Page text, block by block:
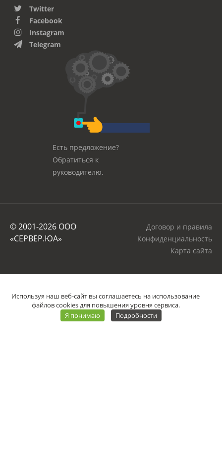
Twitter
Facebook
Instagram
Telegram
Есть предложение?
Обратиться к
руководителю.
© 2001-2026 OOO
«СЕРВЕР.ЮА»
Договор и правила
Конфиденциальность
Карта сайта
Используя наш веб-сайт вы соглашаетесь на использование
файлов cookies для повышения уровня сервиса.
Я понимаю
Подробности